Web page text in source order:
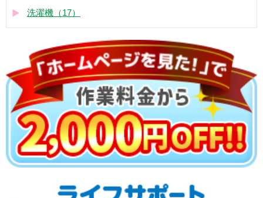
洗濯機（17）